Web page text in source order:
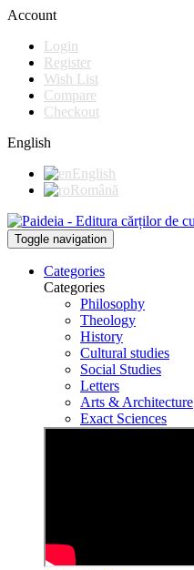
Account
Login
Register
Wish List
Compare
Checkout
English
English
Română
Toggle navigation
Categories
Categories
Philosophy
Theology
History
Cultural studies
Social Studies
Letters
Arts & Architecture
Exact Sciences